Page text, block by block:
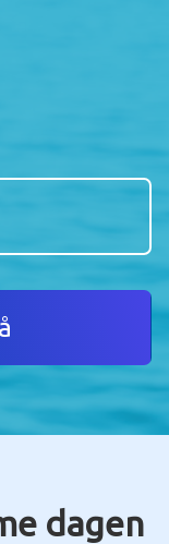
dagen